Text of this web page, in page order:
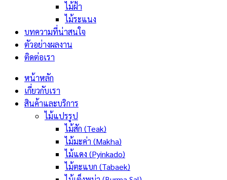
ไม้ฝ้า
ไม้ระแนง
บทความที่น่าสนใจ
ตัวอย่างผลงาน
ติดต่อเรา
หน้าหลัก
เกี่ยวกับเรา
สินค้าและบริการ
ไม้แปรรูป
ไม้สัก (Teak)
ไม้มะค่า (Makha)
ไม้แดง (Pyinkado)
ไม้ตะแบก (Tabaek)